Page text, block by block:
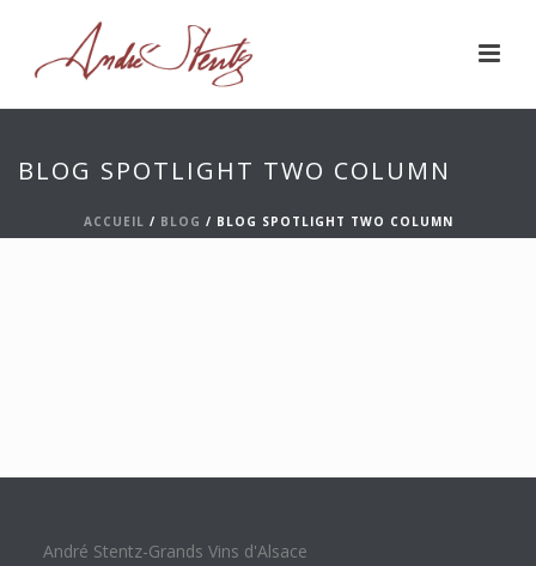
BLOG SPOTLIGHT TWO COLUMN
ACCUEIL / BLOG / BLOG SPOTLIGHT TWO COLUMN
André Stentz-Grands Vins d'Alsace